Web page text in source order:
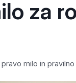
za
milo in